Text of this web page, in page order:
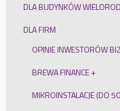
DLA BUDYNKÓW
DLA FIRM
OPINIE INWESTORÓW
BREWA FINANCE +
MIKROINSTALACJE (DO